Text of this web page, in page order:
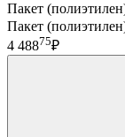
Пакет
Пакет
4 48875₽